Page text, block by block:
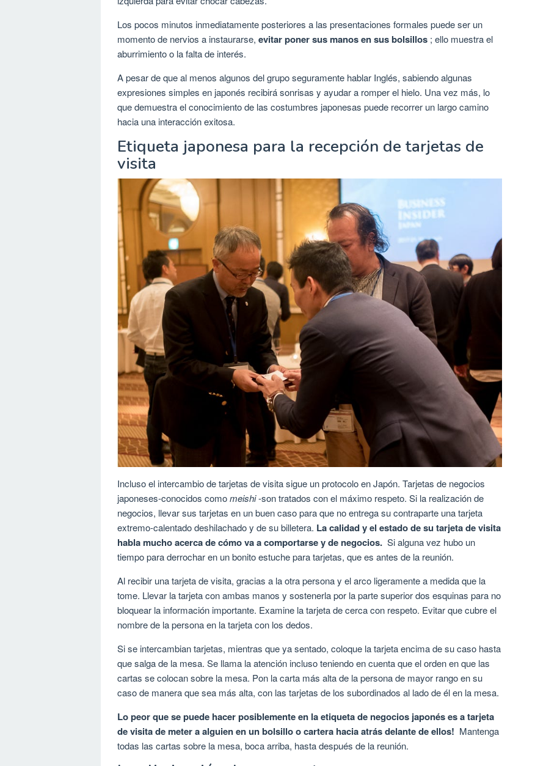
Los pocos minutos inmediatamente posteriores a las presentaciones formales puede ser un
momento de nervios a instaurarse, evitar poner sus manos en sus bolsillos ; ello muestra el
aburrimiento o la falta de interés.
A pesar de que al menos algunos del grupo seguramente hablar Inglés, sabiendo algunas
expresiones simples en japonés recibirá sonrisas y ayudar a romper el hielo. Una vez más, lo
que demuestra el conocimiento de las costumbres japonesas puede recorrer un largo camino
hacia una interacción exitosa.
Etiqueta japonesa para la recepción de tarjetas de
visita
Incluso el intercambio de tarjetas de visita sigue un protocolo en Japón. Tarjetas de negocios
japoneses-conocidos comomeishi-son tratados con el máximo respeto. Si la realización de
negocios, llevar sus tarjetas en un buen caso para que no entrega su contraparte una tarjeta
extremo-calentado deshilachado y de su billetera. La calidad y el estado de su tarjeta de visita
habla mucho acerca de cómo va a comportarse y de negocios. Si alguna vez hubo un
tiempo para derrochar en un bonito estuche para tarjetas, que es antes de la reunión.
Al recibir una tarjeta de visita, gracias a la otra persona y el arco ligeramente a medida que la
tome. Llevar la tarjeta con ambas manos y sostenerla por la parte superior dos esquinas para no
bloquear la información importante. Examine la tarjeta de cerca con respeto. Evitar que cubre el
nombre de la persona en la tarjeta con los dedos.
Si se intercambian tarjetas, mientras que ya sentado, coloque la tarjeta encima de su caso hasta
que salga de la mesa. Se llama la atención incluso teniendo en cuenta que el orden en que las
cartas se colocan sobre la mesa. Pon la carta más alta de la persona de mayor rango en su
caso de manera que sea más alta, con las tarjetas de los subordinados al lado de él en la mesa.
Lo peor que se puede hacer posiblemente en la etiqueta de negocios japonés es a tarjeta
de visita de meter a alguien en un bolsillo o cartera hacia atrás delante de ellos! Mantenga
todas las cartas sobre la mesa, boca arriba, hasta después de la reunión.